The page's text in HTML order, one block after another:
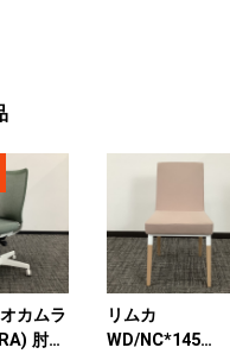
カムラ
肘無
リムカ
WD/NC*145